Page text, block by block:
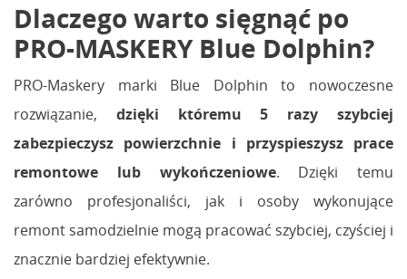
Dlaczego warto sięgnąć po
PRO-MASKERY Blue Dolphin?
PRO-Maskery marki Blue Dolphin to nowoczesne
rozwiązanie, dzięki któremu 5 razy szybciej
zabezpieczysz powierzchnie i przyspieszysz prace
remontowe lub wykończeniowe. Dzięki temu
zarówno profesjonaliści, jak i osoby wykonujące
remont samodzielnie mogą pracować szybciej, czyściej i
znacznie bardziej efektywnie.